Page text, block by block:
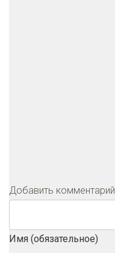
Добавить комментарий
Имя (обязательное)